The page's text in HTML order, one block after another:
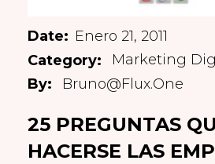
25 PREGUNTAS
HACERSE LAS
Enero 21, 2011
Bruno@flux.one
Marketing